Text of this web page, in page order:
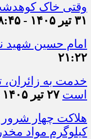
وقتی خاک
۳۱ تیر ۱۴۰۵ - ۱۸:۴۵
امام حسین شهید
۲۱:۲۲
خدمت به
است ۲۷ تیر ۱۴۰۵ - ۲۰:۱۷
کیلوگرم مواد مخدر